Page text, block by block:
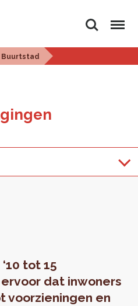
Zoeken Menu
Buurtstad
tot 15
dat inwoners
voorzieningen en